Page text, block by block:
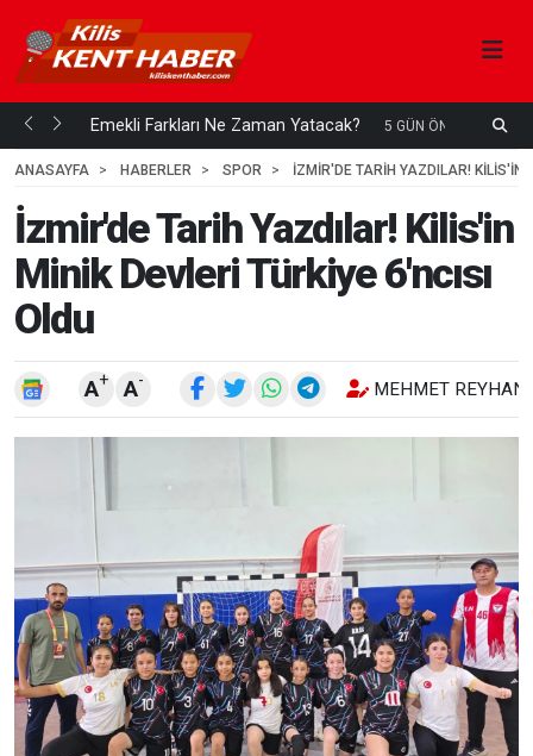
mi... Emekli Farkları Ne Zaman Yatacak? 5 GÜN ÖNCE
ANASAYFA
HABERLER SPOR İZMIR'DE TARIH YAZDILAR! KILIS'IN
İzmir'de Tarih Yazdılar! Kilis'in
Minik Devleri Türkiye 6'ncısı
Oldu
A+ A- MEHMET